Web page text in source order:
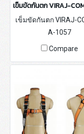
เข็มขัดกันตก VIRAJ-
เข็มขัดกันตก VIRAJ-
A-1057
Compare